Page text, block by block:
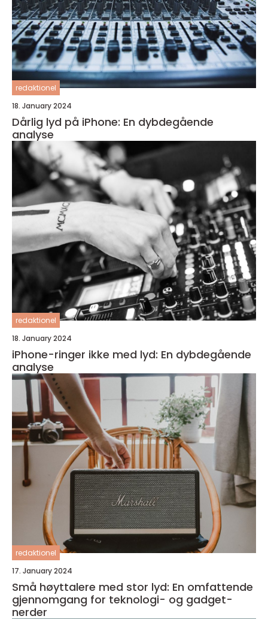
redaktionel
18. January 2024
Dårlig lyd på iPhone: En dybdegående
analyse
redaktionel
18. January 2024
iPhone-ringer ikke med lyd: En dybdegående
analyse
redaktionel
17. January 2024
Små høyttalere med stor lyd: En omfattende
gjennomgang for teknologi- og gadget-
nerder